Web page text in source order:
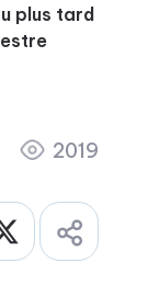
plus tard
2019